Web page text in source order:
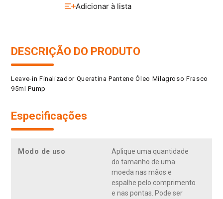
DESCRIÇÃO DO PRODUTO
Leave-in Finalizador Queratina Pantene Óleo Milagroso Frasco
95ml Pump
Especificações
Modo de uso
Aplique uma quantidade
do tamanho de uma
moeda nas mãos e
espalhe pelo comprimento
e nas pontas. Pode ser